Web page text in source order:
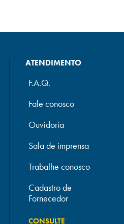
ATENDIMENTO
F.A.Q.
Fale conosco
Ouvidoria
Sala de imprensa
Trabalhe conosco
Cadastro de
Fornecedor
CONSULTE